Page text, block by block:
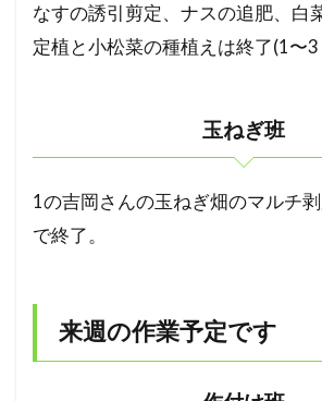
なすの誘引剪定、ナスの追肥、白
定植と小松菜の種植えは終了(1〜3
玉ねぎ班
1の吉岡さんの玉ねぎ畑のマルチ
で終了。
来週の作業予定です